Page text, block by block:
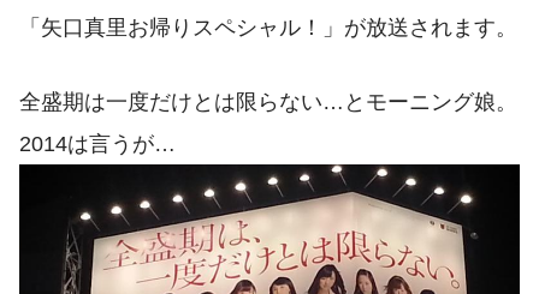
「矢口真里お帰りスペシャル！」が放送されます。
全盛期は一度だけとは限らない…とモーニング娘。
2014は言うが…